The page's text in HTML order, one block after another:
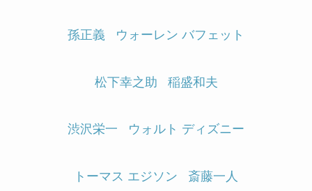
孫正義 ウォーレン バフェット
松下幸之助 稲盛和夫
渋沢栄一 ウォルト ディズニー
トーマス エジソン 斎藤一人